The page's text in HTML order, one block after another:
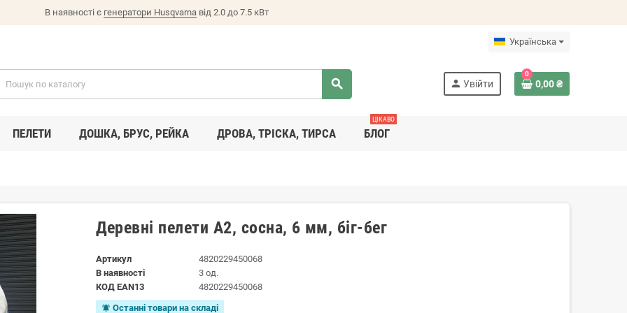
В наявності є генератори Husqvarna від 2.0 до 7.5 кВт
Українська
search person Увійти
0
0,00 ₴
ПЕЛЕТИ ДОШКА, БРУС, РЕЙКА ДРОВА, ТРІСКА, ТИРСА БЛОГ
ЦІКАВО
Деревні пелети A2, сосна, 6 мм, біг-бег
Артикул
4820229450068
В наявності
3 од.
КОД EAN13
4820229450068
notifications_active Останні товари на складі